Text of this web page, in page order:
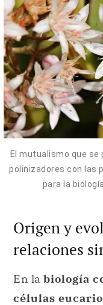
El mutualismo que
polinizadores con las
para la
Origen y
relaciones
En la biología
células